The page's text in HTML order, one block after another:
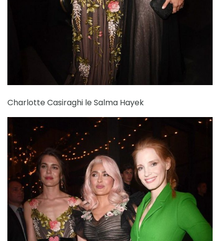
Charlotte Casiraghi le Salma Hayek